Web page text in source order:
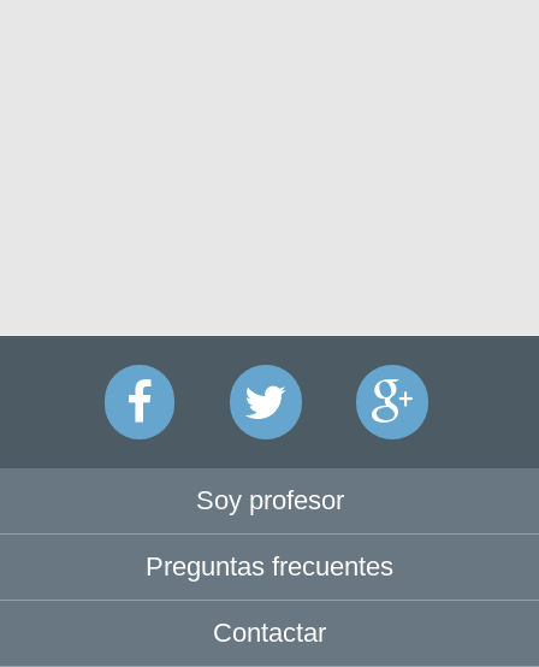
Soy profesor
Preguntas frecuentes
Contactar